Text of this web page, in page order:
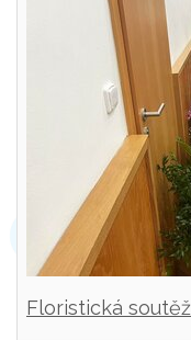
Floristická soutěž